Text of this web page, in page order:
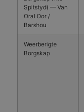
Spitstyd) — Van
Oral Oor /
Barshou
Weerberigte
Borgskap